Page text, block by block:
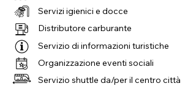
Servizi igienici e docce
Distributore carburante
Servizio di informazioni turistiche
Organizzazione eventi sociali
Servizio shuttle da/per il centro città